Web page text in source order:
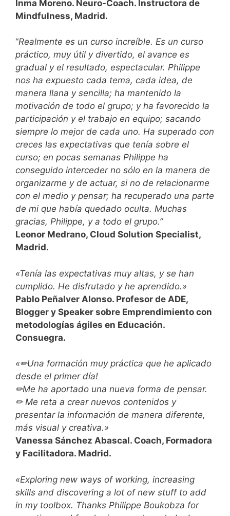
Inma Moreno. Neuro-Coach. Instructora de
Mindfulness, Madrid.
“Realmente es un curso increíble. Es un curso
práctico, muy útil y divertido, el avance es
gradual y el resultado, espectacular. Philippe
nos ha expuesto cada tema, cada idea, de
manera llana y sencilla; ha mantenido la
motivación de todo el grupo; y ha favorecido la
participación y el trabajo en equipo; sacando
siempre lo mejor de cada uno. Ha superado con
creces las expectativas que tenía sobre el
curso; en pocas semanas Philippe ha
conseguido interceder no sólo en la manera de
organizarme y de actuar, si no de relacionarme
con el medio y pensar; ha recuperado una parte
de mi que había quedado oculta. Muchas
gracias, Philippe, y a todo el grupo.”
Leonor Medrano, Cloud Solution Specialist,
Madrid.
«Tenía las expectativas muy altas, y se han
cumplido. He disfrutado y he aprendido.»
Pablo Peñalver Alonso. Profesor de ADE,
Blogger y Speaker sobre Emprendimiento con
metodologías ágiles en Educación.
Consuegra.
«✏Una formación muy práctica que he aplicado
desde el primer día!
✏Me ha aportado una nueva forma de pensar.
✏ Me reta a crear nuevos contenidos y
presentar la información de manera diferente,
más visual y creativa.»
Vanessa Sánchez Abascal. Coach, Formadora
y Facilitadora. Madrid.
«Exploring new ways of working, increasing
skills and discovering a lot of new stuff to add
in my toolbox. Thanks Philippe Boukobza for